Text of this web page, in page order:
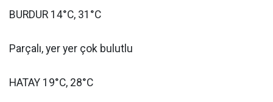
BURDUR 14°C, 31°C
Parçalı, yer yer çok bulutlu
HATAY 19°C, 28°C